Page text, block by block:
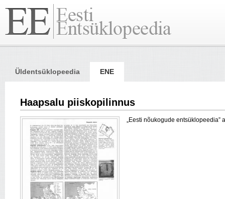
Üldentsüklopeedia ENE
Haapsalu piiskopilinnus
„Eesti nõukogude entsüklopeedia”